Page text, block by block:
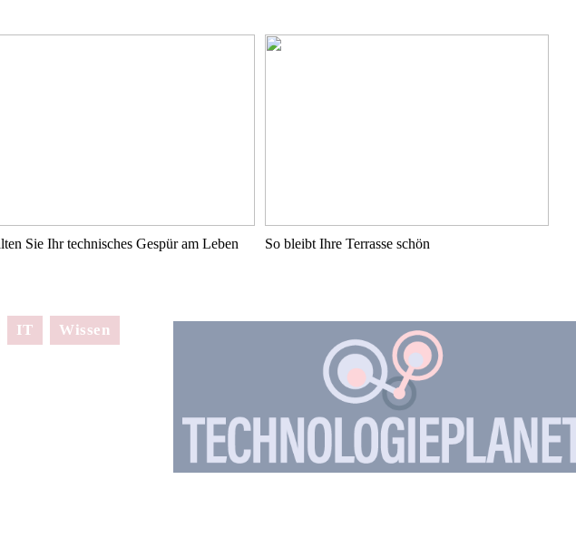
Sie Ihr technisches Gespür am Leben So bleibt Ihre Terrasse schön
IT Wissen